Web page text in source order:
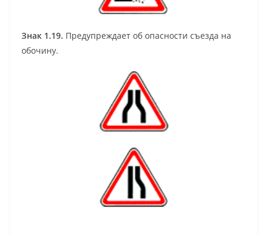
Знак 1.19. Предупреждает об опасности съезда на
обочину.